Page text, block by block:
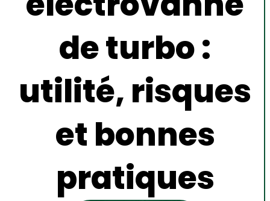
de turbo :
utilité, risques
et bonnes
pratiques